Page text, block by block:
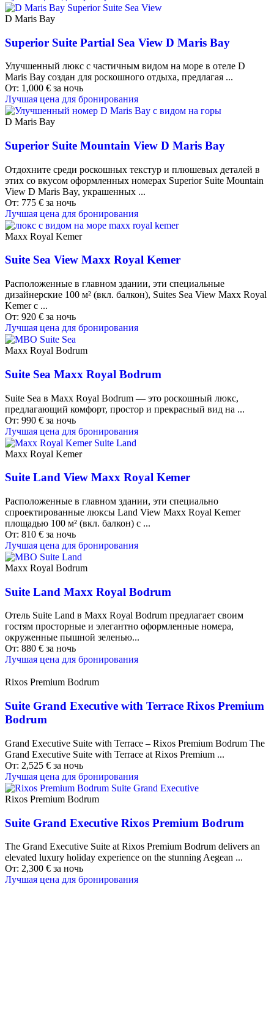
D Maris Bay
Superior Suite Partial Sea View D Maris Bay
Улучшенный люкс с частичным видом на море в отеле D
Maris Bay создан для роскошного отдыха, предлагая ...
От: 1,000 € за ночь
Лучшая цена для бронирования
D Maris Bay
Superior Suite Mountain View D Maris Bay
Отдохните среди роскошных текстур и плюшевых деталей в
этих со вкусом оформленных номерах Superior Suite Mountain
View D Maris Bay, украшенных ...
От: 775 € за ночь
Лучшая цена для бронирования
Maxx Royal Kemer
Suite Sea View Maxx Royal Kemer
Расположенные в главном здании, эти специальные
дизайнерские 100 м² (вкл. балкон), Suites Sea View Maxx Royal
Kemer с ...
От: 920 € за ночь
Лучшая цена для бронирования
Maxx Royal Bodrum
Suite Sea Maxx Royal Bodrum
Suite Sea в Maxx Royal Bodrum — это роскошный люкс,
предлагающий комфорт, простор и прекрасный вид на ...
От: 990 € за ночь
Лучшая цена для бронирования
Maxx Royal Kemer
Suite Land View Maxx Royal Kemer
Расположенные в главном здании, эти специально
спроектированные люксы Land View Maxx Royal Kemer
площадью 100 м² (вкл. балкон) с ...
От: 810 € за ночь
Лучшая цена для бронирования
Maxx Royal Bodrum
Suite Land Maxx Royal Bodrum
Отель Suite Land в Maxx Royal Bodrum предлагает своим
гостям просторные и элегантно оформленные номера,
окруженные пышной зеленью...
От: 880 € за ночь
Лучшая цена для бронирования
Rixos Premium Bodrum
Suite Grand Executive with Terrace Rixos Premium
Bodrum
Grand Executive Suite with Terrace – Rixos Premium Bodrum The
Grand Executive Suite with Terrace at Rixos Premium ...
От: 2,525 € за ночь
Лучшая цена для бронирования
Rixos Premium Bodrum
Suite Grand Executive Rixos Premium Bodrum
The Grand Executive Suite at Rixos Premium Bodrum delivers an
elevated luxury holiday experience on the stunning Aegean ...
От: 2,300 € за ночь
Лучшая цена для бронирования